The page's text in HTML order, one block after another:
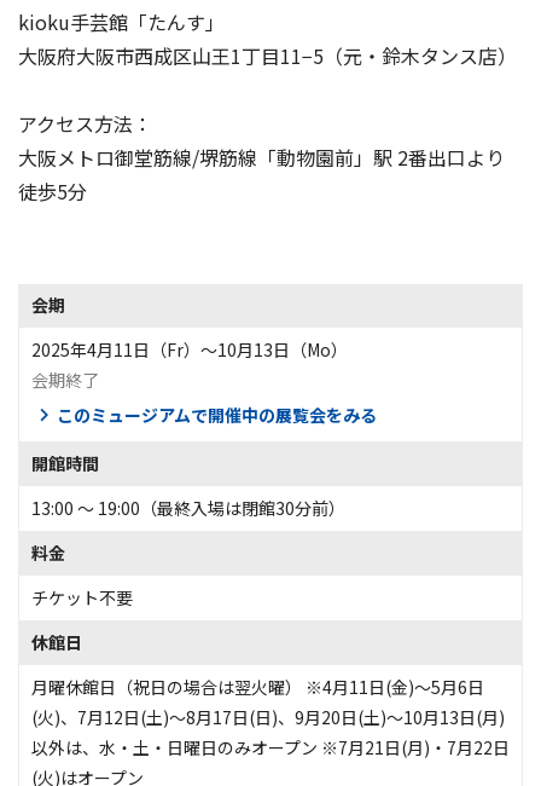
kioku手芸館「たんす」
大阪府大阪市西成区山王1丁目11−5（元・鈴木タンス店）
アクセス方法：
大阪メトロ御堂筋線/堺筋線「動物園前」駅 2番出口より
徒歩5分
会期
2025年4月11日（Fr）〜10月13日（Mo）
会期終了
このミュージアムで開催中の展覧会をみる
開館時間
13:00 〜 19:00（最終入場は閉館30分前）
料金
チケット不要
休館日
月曜休館日（祝日の場合は翌火曜） ※4月11日(金)～5月6日
(火)、7月12日(土)～8月17日(日)、9月20日(土)～10月13日(月)
以外は、水・土・日曜日のみオープン ※7月21日(月)・7月22日
(火)はオープン